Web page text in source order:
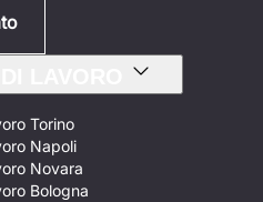
Torino
Napoli
Novara
Bologna